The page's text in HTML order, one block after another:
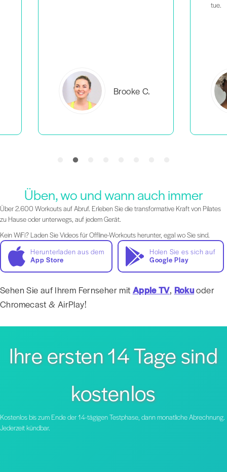
Everlea B.
Üben, wo und wann auch immer
Über 2.600 Workouts auf Abruf. Erleben Sie die transformative Kraft von Pilates
zu Hause oder unterwegs, auf jedem Gerät.
Kein WiFi? Laden Sie Videos für Offline-Workouts herunter, egal wo Sie sind.
Herunterladen aus dem
App Store
Holen Sie es sich auf
Google Play
Sehen Sie auf Ihrem Fernseher mit Apple TV, Rokuoder
Chromecast & AirPlay!
Ihre ersten 14 Tage sind
kostenlos
Kostenlos bis zum Ende der 14-tägigen Testphase, dann monatliche Abrechnung.
Jederzeit kündbar.